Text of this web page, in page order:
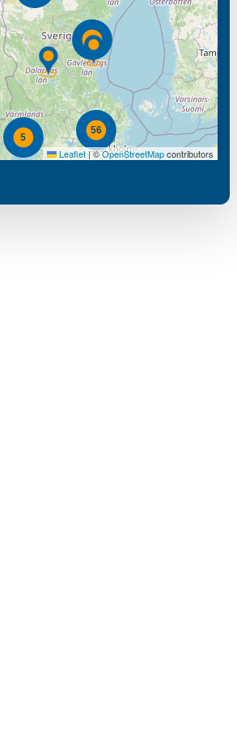
5
5
56
Leaflet |©OpenStreetMapcontributors